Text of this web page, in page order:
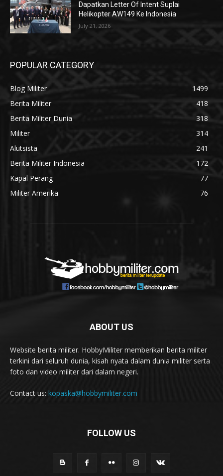
Dapatkan Letter Of Intent Suplai
Helikopter AW149 Ke Indonesia
July 21, 2026
POPULAR CATEGORY
Blog Militer
1499
Berita Militer
418
Berita Militer Dunia
318
Militer
314
Alutsista
241
Berita Militer Indonesia
172
Kapal Perang
77
Militer Amerika
76
ABOUT US
Website berita militer. HobbyMiliter memberikan berita militer
terkini dari seluruh dunia, kisah nyata dalam dunia militer serta
foto dan video militer dari dalam negeri.
Contact us: kopaska@hobbymiliter.com
FOLLOW US